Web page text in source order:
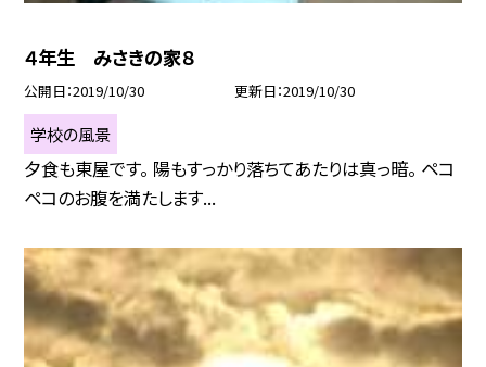
４年生 みさきの家８
公開日 2019/10/30 更新日 2019/10/30
学校の風景
夕食も東屋です。 陽もすっかり落ちてあたりは真っ暗。 ペコ
ペコのお腹を満たします...